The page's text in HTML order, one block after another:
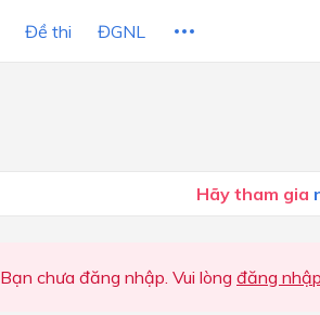
Đề thi ĐGNL
Hãy tham gia
Bạn chưa đăng nhập. Vui lòng đăng nhập